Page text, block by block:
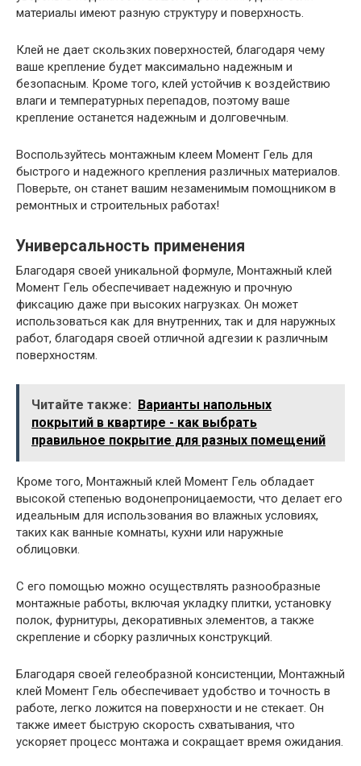
материалы имеют разную структуру и поверхность.
Клей не дает скользких поверхностей, благодаря чему
ваше крепление будет максимально надежным и
безопасным. Кроме того, клей устойчив к воздействию
влаги и температурных перепадов, поэтому ваше
крепление останется надежным и долговечным.
Воспользуйтесь монтажным клеем Момент Гель для
быстрого и надежного крепления различных материалов.
Поверьте, он станет вашим незаменимым помощником в
ремонтных и строительных работах!
Универсальность применения
Благодаря своей уникальной формуле, Монтажный клей
Момент Гель обеспечивает надежную и прочную
фиксацию даже при высоких нагрузках. Он может
использоваться как для внутренних, так и для наружных
работ, благодаря своей отличной адгезии к различным
поверхностям.
Читайте также: Варианты напольных
покрытий в квартире - как выбрать
правильное покрытие для разных помещений
Кроме того, Монтажный клей Момент Гель обладает
высокой степенью водонепроницаемости, что делает его
идеальным для использования во влажных условиях,
таких как ванные комнаты, кухни или наружные
облицовки.
С его помощью можно осуществлять разнообразные
монтажные работы, включая укладку плитки, установку
полок, фурнитуры, декоративных элементов, а также
скрепление и сборку различных конструкций.
Благодаря своей гелеобразной консистенции, Монтажный
клей Момент Гель обеспечивает удобство и точность в
работе, легко ложится на поверхности и не стекает. Он
также имеет быструю скорость схватывания, что
ускоряет процесс монтажа и сокращает время ожидания.